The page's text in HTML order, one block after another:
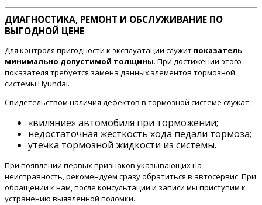
ДИАГНОСТИКА, РЕМОНТ И ОБСЛУЖИВАНИЕ ПО
ВЫГОДНОЙ ЦЕНЕ
Для контроля пригодности к эксплуатации служит показатель
минимально допустимой толщины. При достижении этого
показателя требуется замена данных элементов тормозной
системы Hyundai.
Свидетельством наличия дефектов в тормозной системе служат:
«виляние» автомобиля при торможении;
недостаточная жесткость хода педали тормоза;
утечка тормозной жидкости из системы.
При появлении первых признаков указывающих на
неисправность, рекомендуем сразу обратиться в автосервис. При
обращении к нам, после консультации и записи мы приступим к
устранению выявленной поломки.